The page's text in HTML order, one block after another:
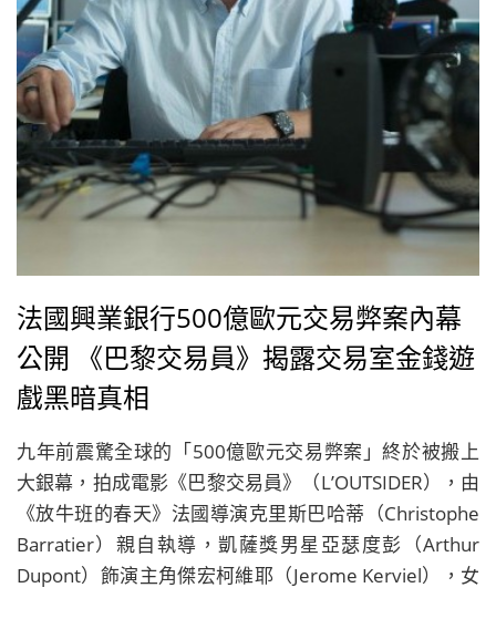
法國興業銀行500億歐元交易弊案內幕
公開 《巴黎交易員》揭露交易室金錢遊
戲黑暗真相
九年前震驚全球的「500億歐元交易弊案」終於被搬上
大銀幕，拍成電影《巴黎交易員》（L’OUTSIDER），由
《放牛班的春天》法國導演克里斯巴哈蒂（Christophe
Barratier）親自執導，凱薩獎男星亞瑟度彭（Arthur
Dupont）飾演主角傑宏柯維耶（Jerome Kerviel），女